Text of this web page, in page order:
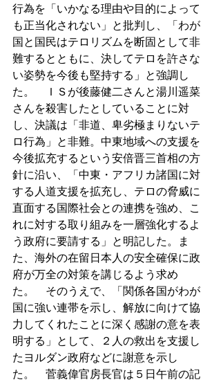
行為を「いかなる理由や目的によって
も正当化されない」と批判し、「わが
国と国民はテロリズムを断固として非
難するとともに、決してテロを許さな
い姿勢を今後も堅持する」と強調し
た。　ＩＳが後藤健二さんと湯川遥菜
さんを殺害したとしていることに対
し、決議は「非道、卑劣極まりないテ
ロ行為」と非難。中東地域への支援を
今後拡充するという安倍晋三首相の方
針に沿い、「中東・アフリカ諸国に対
する人道支援を拡充し、テロの脅威に
直面する国際社会との連携を強め、こ
れに対する取り組みを一層強化するよ
う政府に要請する」と明記した。ま
た、海外の在留日本人の安全確保に政
府が万全の対策を講じるよう求め
た。　そのうえで、「関係各国がわが
国に強い連帯を示し、解放に向けて協
力してくれたことに深く感謝の意を表
明する」として、２人の救出を支援し
たヨルダン政府などに謝意を示し
た。　菅義偉官房長官は５日午前の記